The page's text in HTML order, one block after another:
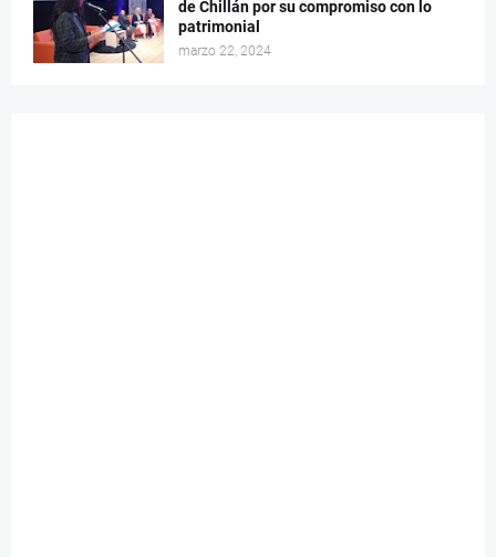
de Chillán por su compromiso con lo
patrimonial
marzo 22, 2024